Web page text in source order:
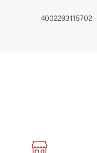
4002293115702